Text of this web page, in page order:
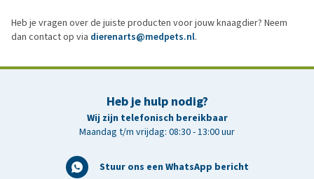
Heb je vragen over de juiste producten voor jouw knaagdier? Neem
dan contact op via dierenarts@medpets.nl.
Heb je hulp nodig?
Wij zijn telefonisch bereikbaar
Maandag t/m vrijdag: 08:30 - 13:00 uur
Stuur ons een WhatsApp bericht